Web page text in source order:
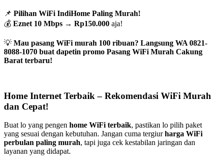
📌 Pilihan WiFi IndiHome Paling Murah!
💰 Eznet 10 Mbps → Rp150.000 aja!
💡 Mau pasang WiFi murah 100 ribuan? Langsung WA 0821-
8088-1070 buat dapetin promo Pasang WiFi Murah Cakung
Barat terbaru!
Home Internet Terbaik – Rekomendasi WiFi Murah
dan Cepat!
Buat lo yang pengen home WiFi terbaik, pastikan lo pilih paket
yang sesuai dengan kebutuhan. Jangan cuma tergiurharga WiFi
perbulan paling murah, tapi juga cek kestabilan jaringan dan
layanan yang didapat.